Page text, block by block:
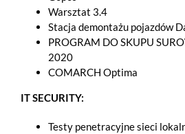
Warsztat 3.4
Stacja demontażu pojazdów
PROGRAM DO SKUPU
2020
COMARCH Optima
IT SECURITY:
Testy penetracyjne sieci